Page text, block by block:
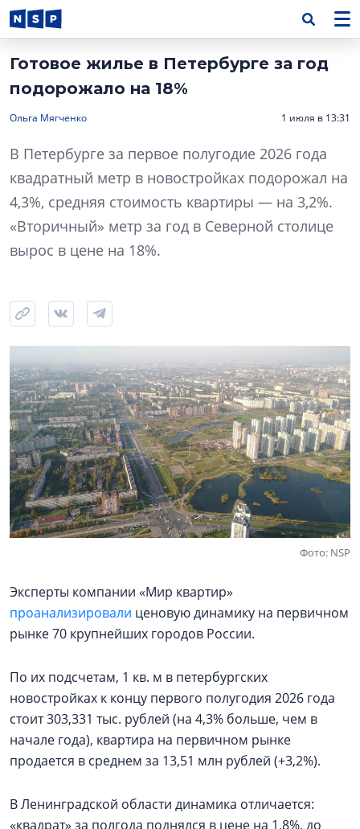
Готовое жилье в Петербурге за год
подорожало на 18%
Ольга Мягченко 1 июля в 13:31
В Петербурге за первое полугодие 2026 года
квадратный метр в новостройках подорожал на
4,3%, средняя стоимость квартиры — на 3,2%.
«Вторичный» метр за год в Северной столице
вырос в цене на 18%.
Фото: NSP
Эксперты компании «Мир квартир»
проанализировали ценовую динамику на первичном
рынке 70 крупнейших городов России.
По их подсчетам, 1 кв. м в петербургских
новостройках к концу первого полугодия 2026 года
стоит 303,331 тыс. рублей (на 4,3% больше, чем в
начале года), квартира на первичном рынке
продается в среднем за 13,51 млн рублей (+3,2%).
В Ленинградской области динамика отличается:
«квадрат» за полгода поднялся в цене на 1,8%, до